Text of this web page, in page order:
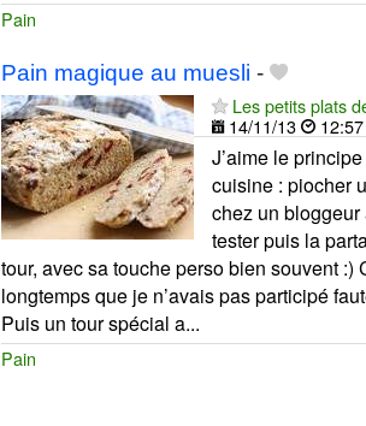
Pain
Pain magique au muesli -
Les petits plats
14/11/13
12:57
J’aime le
cuisine : piocher
chez un bloggeur
tester puis la
tour, avec sa touche perso bien souvent :)
longtemps que je n’avais pas participé
Puis un tour spécial a...
Pain